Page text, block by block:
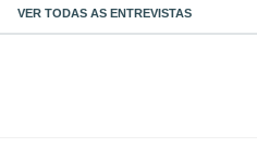
VER TODAS AS ENTREVISTAS